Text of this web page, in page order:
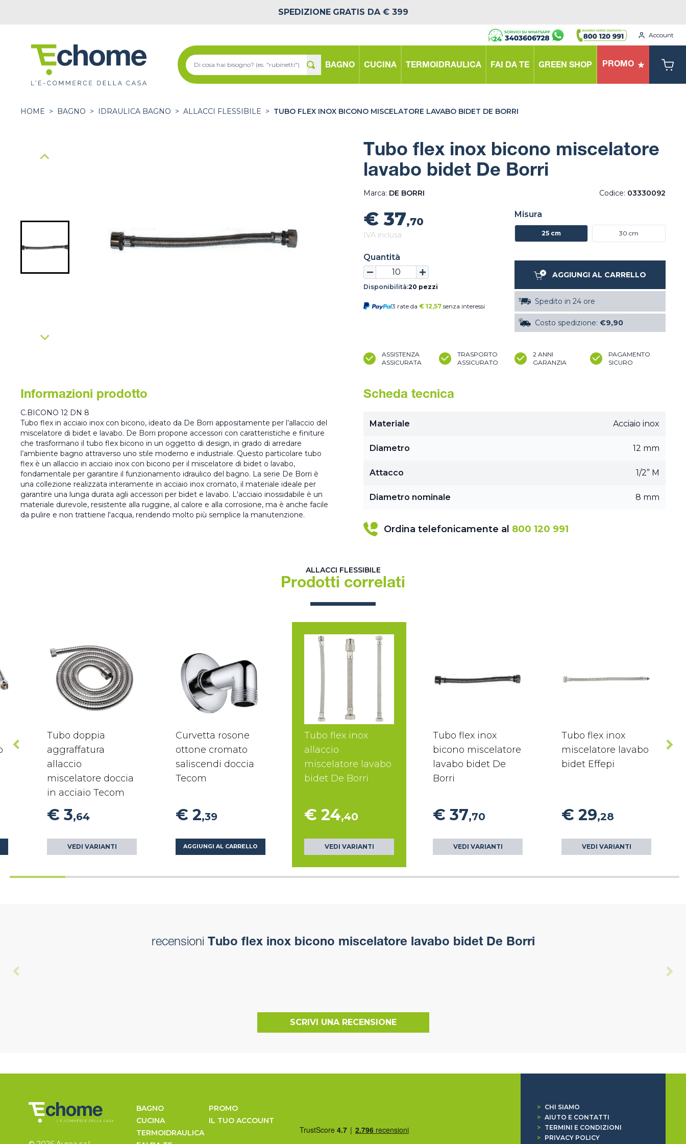
SPEDIZIONE GRATIS DA € 399
Account
BAGNO CUCINA TERMOIDRAULICA FAI DA TE GREEN SHOP PROMO
HOME > BAGNO > IDRAULICA BAGNO > ALLACCI FLESSIBILE > TUBO FLEX INOX BICONO MISCELATORE LAVABO BIDET DE BORRI
Tubo flex inox bicono miscelatore
lavabo bidet De Borri
Marca: DE BORRI Codice: 03330092
€ 37,70
IVA inclusa
Quantità
Disponibilità:20 pezzi
3 rate da € 12,57 senza interessi
Misura
25 cm 30 cm
AGGIUNGI AL CARRELLO
Spedito in 24 ore
Costo spedizione: €9,90
ASSISTENZA
ASSICURATA
TRASPORTO
ASSICURATO
2 ANNI
GARANZIA
PAGAMENTO
SICURO
Informazioni prodotto
C.BICONO 12 DN 8
Tubo flex in acciaio inox con bicono, ideato da De Borri appositamente per l’allaccio del
miscelatore di bidet e lavabo. De Borri propone accessori con caratteristiche e finiture
che trasformano il tubo flex bicono in un oggetto di design, in grado di arredare
l’ambiente bagno attraverso uno stile moderno e industriale. Questo particolare tubo
flex è un allaccio in acciaio inox con bicono per il miscelatore di bidet o lavabo,
fondamentale per garantire il funzionamento idraulico del bagno. La serie De Borri è
una collezione realizzata interamente in acciaio inox cromato, il materiale ideale per
garantire una lunga durata agli accessori per bidet e lavabo. L'acciaio inossidabile è un
materiale durevole, resistente alla ruggine, al calore e alla corrosione, ma è anche facile
da pulire e non trattiene l'acqua, rendendo molto più semplice la manutenzione.
Scheda tecnica
Materiale Acciaio inox
Diametro 12 mm
Attacco 1/2” M
Diametro nominale 8 mm
Ordina telefonicamente al 800 120 991
ALLACCI FLESSIBILE
Prodotti correlati
Tubo doppia
aggraffatura
allaccio
miscelatore doccia
in acciaio Tecom
€ 3,64
VEDI VARIANTI
Curvetta rosone
ottone cromato
saliscendi doccia
Tecom
€ 2,39
AGGIUNGI AL CARRELLO
Tubo flex inox
allaccio
miscelatore lavabo
bidet De Borri
€ 24,40
VEDI VARIANTI
Tubo flex inox
bicono miscelatore
lavabo bidet De
Borri
€ 37,70
VEDI VARIANTI
Tubo flex inox
miscelatore lavabo
bidet Effepi
€ 29,28
VEDI VARIANTI
recensioni Tubo flex inox bicono miscelatore lavabo bidet De Borri
SCRIVI UNA RECENSIONE
BAGNO
CUCINA
TERMOIDRAULICA
PROMO
IL TUO ACCOUNT
>
CHI SIAMO
> AIUTO E CONTATTI
>
TERMINI E CONDIZIONI
>
PRIVACY POLICY